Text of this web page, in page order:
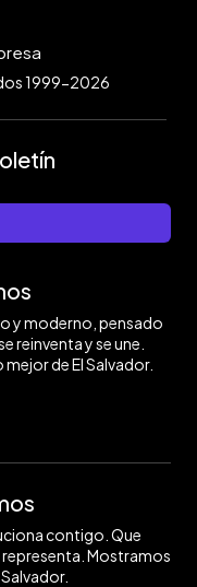
1999-2026
y moderno, pensado
reinventa y se une.
de El Salvador.
contigo. Que
Mostramos